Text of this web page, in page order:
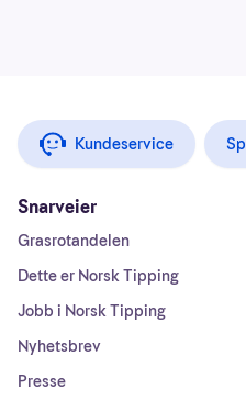
Kundeservice
Snarveier
Grasrotandelen
Dette er Norsk Tipping
Jobb i Norsk Tipping
Nyhetsbrev
Presse